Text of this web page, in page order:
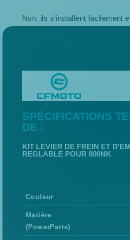
Non, ils s’installent facilement
SPÉCIFICATIONS
DE :
KIT LEVIER DE FREIN ET
REGLABLE POUR 800NK
Couleur
Matière
(PowerParts)